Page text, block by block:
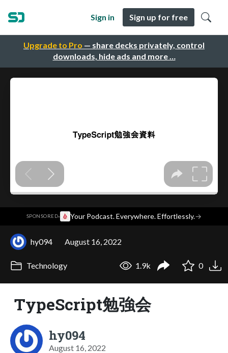
Upgrade to Pro — share decks privately, control
downloads, hide ads and more …
Sign in Sign up for free
SPONSORED· Your Podcast. Everywhere. Effortlessly.→
hy094 August 16, 2022
Technology 1.9k 0
TypeScript勉強会
hy094
August 16, 2022